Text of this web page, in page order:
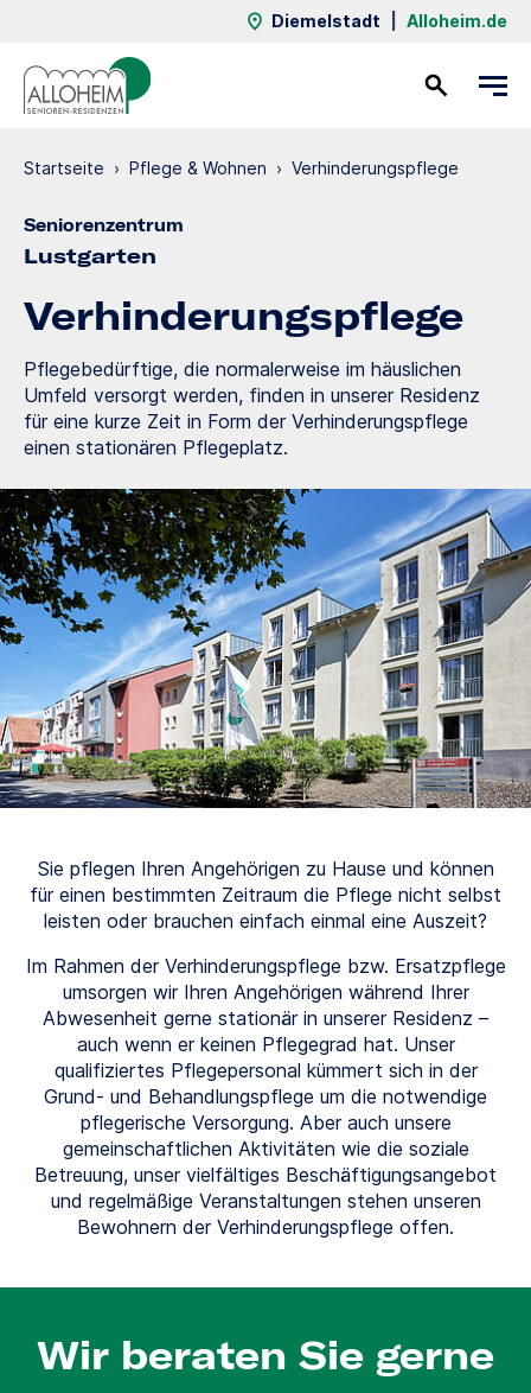
Diemelstadt Alloheim.de
Startseite › Pflege & Wohnen › Verhinde­rungs­pflege
Seniorenzentrum
Lustgarten
Verhinde­rungs­pflege
Pflegebedürftige, die normalerweise im häuslichen
Umfeld versorgt werden, finden in unserer Residenz
für eine kurze Zeit in Form der Verhinderungspflege
einen stationären Pflegeplatz.
Sie pflegen Ihren Angehörigen zu Hause und können
für einen bestimmten Zeitraum die Pflege nicht selbst
leisten oder brauchen einfach einmal eine Auszeit?
Im Rahmen der Verhinderungspflege bzw. Ersatzpflege
umsorgen wir Ihren Angehörigen während Ihrer
Abwesenheit gerne stationär in unserer Residenz –
auch wenn er keinen Pflegegrad hat. Unser
qualifiziertes Pflegepersonal kümmert sich in der
Grund- und Behandlungspflege um die notwendige
pflegerische Versorgung. Aber auch unsere
gemeinschaftlichen Aktivitäten wie die soziale
Betreuung, unser vielfältiges Beschäftigungsangebot
und regelmäßige Veranstaltungen stehen unseren
Bewohnern der Verhinderungspflege offen.
Wir beraten Sie gerne